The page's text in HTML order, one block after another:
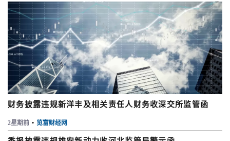
财务披露违规新洋丰及相关责任人财务收深交所监管函
2星期前 • 览富财经网